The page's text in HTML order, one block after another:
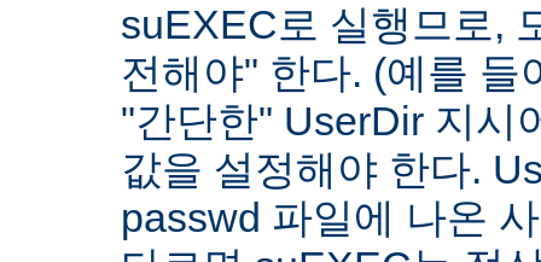
suEXEC로 실행므로,
전해야" 한다. (예를 들
"간단한" UserDir 지시
값을 설정해야 한다.
passwd 파일에 나온